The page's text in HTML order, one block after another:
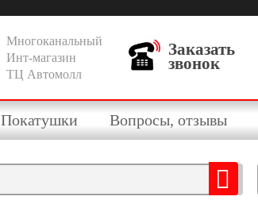
Многоканальный
Инт-магазин
ТЦ Автомолл
Заказать
звонок
Покатушки Вопросы, отзывы